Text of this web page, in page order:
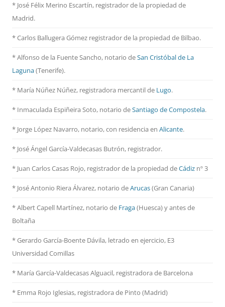
* José Félix Merino Escartín, registrador de la propiedad de
Madrid.
* Carlos Ballugera Gómez registrador de la propiedad de Bilbao.
* Alfonso de la Fuente Sancho, notario deSan Cristóbal de La
Laguna(Tenerife).
* María Núñez Núñez, registradora mercantil de Lugo.
* Inmaculada Espiñeira Soto, notario deSantiago de Compostela.
* Jorge López Navarro, notario, con residencia en Alicante.
* José Ángel García-Valdecasas Butrón, registrador.
* Juan Carlos Casas Rojo, registrador de la propiedad deCádiz nº 3
* José Antonio Riera Álvarez, notario deArucas(Gran Canaria)
* Albert Capell Martínez, notario de Fraga(Huesca) y antes de
Boltaña
* Gerardo García-Boente Dávila, letrado en ejercicio, E3
Universidad Comillas
* María García-Valdecasas Alguacil, registradora de Barcelona
* Emma Rojo Iglesias, registradora de Pinto (Madrid)